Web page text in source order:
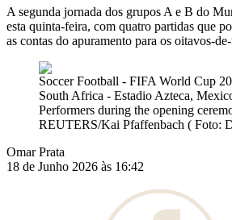
A segunda jornada dos grupos A e B do
esta quinta-feira, com quatro partidas que
as contas do apuramento para os oitavos-
Soccer Football - FIFA World Cup
South Africa - Estadio Azteca,
Performers during the opening
REUTERS/Kai Pfaffenbach ( Foto:
Omar Prata
18 de Junho 2026 às 16:42